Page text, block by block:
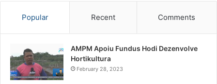
Popular Recent Comments
AMPM Apoiu Fundus Hodi Dezenvolve
Hortikultura
February 28, 2023